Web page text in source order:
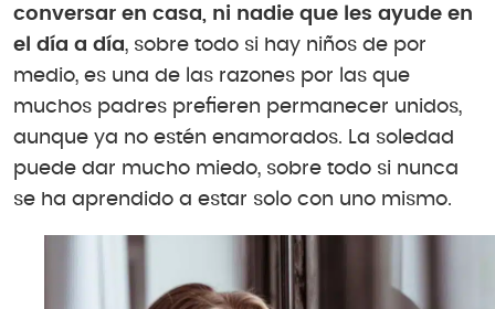
conversar en casa, ni nadie que les ayude en
el día a día, sobre todo si hay niños de por
medio, es una de las razones por las que
muchos padres prefieren permanecer unidos,
aunque ya no estén enamorados. La soledad
puede dar mucho miedo, sobre todo si nunca
se ha aprendido a estar solo con uno mismo.